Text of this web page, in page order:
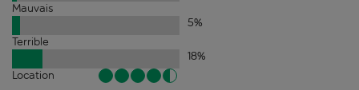
Mauvais
5%
Terrible
18%
Location